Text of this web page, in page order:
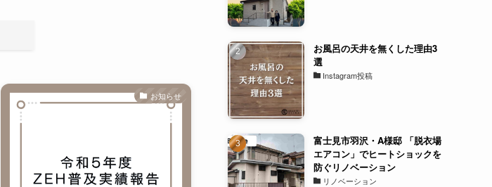
お知らせ
お風呂の天井を無くした理由3
選
Instagram投稿
富士見市羽沢・A様邸 「脱衣場
エアコン」でヒートショックを
防ぐリノベーション
リノベーション